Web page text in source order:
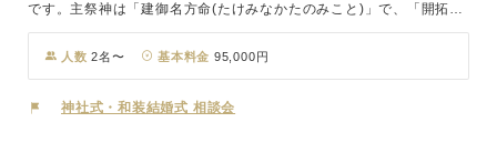
です。主祭神は「建御名方命(たけみなかたのみこと)」で、「開拓と
武勇」のご利益があるとされ、無病息災、人生開拓、合格祈願、厄
除、商売繁昌など多くの市民に崇敬されています。境内には「福一稲
荷大明神(ふくいちいなりだいみょうじん)」も祀られており、五穀豊
穣や商売繁盛、芸能上達のご利益として信仰されています。 地域の
人数 2名〜 基本料金 95,000円
神社式・和装結婚式 相談会